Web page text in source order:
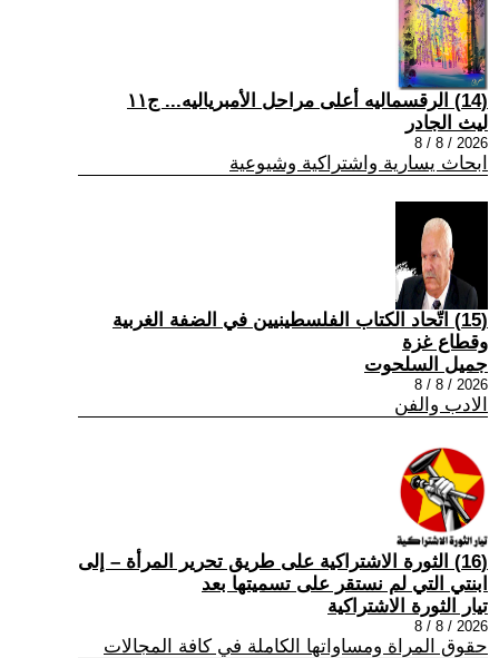
(14) الرقسماليه أعلى مراحل الأمبرياليه... ج١١
ليث الجادر
2026 / 8 / 8
ابحاث يسارية واشتراكية وشيوعية
(15) اتّحاد الكتاب الفلسطينيين في الضفة الغربية
وقطاع غزة
جميل السلحوت
2026 / 8 / 8
الادب والفن
(16) الثورة الاشتراكية على طريق تحرير المرأة – إلى
ابنتي التي لم نستقر على تسميتها بعد
تيار الثورة الاشتراكية
2026 / 8 / 8
حقوق المراة ومساواتها الكاملة في كافة المجالات